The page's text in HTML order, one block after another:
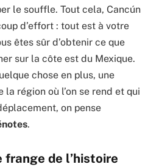
le souffle. Tout cela, Cancún
d’effort : tout est à votre
êtes sûr d’obtenir ce que
sur la côte est du Mexique.
chose en plus, une
région où l’on se rend et qui
on pense
.
frange de l’histoire